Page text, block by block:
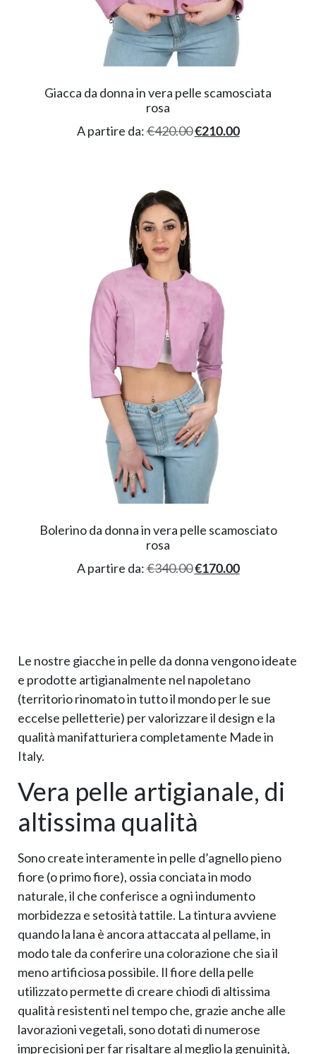
Giacca da donna in vera pelle scamosciata
rosa
A partire da:€420.00€210.00
Bolerino da donna in vera pelle scamosciato
rosa
A partire da:€340.00€170.00
Le nostre giacche in pelle da donna vengono ideate
e prodotte artigianalmente nel napoletano
(territorio rinomato in tutto il mondo per le sue
eccelse pelletterie) per valorizzare il design e la
qualità manifatturiera completamente Made in
Italy.
Vera pelle artigianale, di
altissima qualità
Sono create interamente in pelle d’agnello pieno
fiore (o primo fiore), ossia conciata in modo
naturale, il che conferisce a ogni indumento
morbidezza e setosità tattile. La tintura avviene
quando la lana è ancora attaccata al pellame, in
modo tale da conferire una colorazione che sia il
meno artificiosa possibile. Il fiore della pelle
utilizzato permette di creare chiodi di altissima
qualità resistenti nel tempo che, grazie anche alle
lavorazioni vegetali, sono dotati di numerose
imprecisioni per far risaltare al meglio la genuinità,